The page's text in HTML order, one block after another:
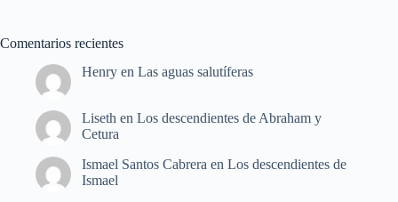
Comentarios recientes
Henry en Las aguas salutíferas
Liseth en Los descendientes de Abraham y
Cetura
Ismael Santos Cabrera en Los descendientes de
Ismael